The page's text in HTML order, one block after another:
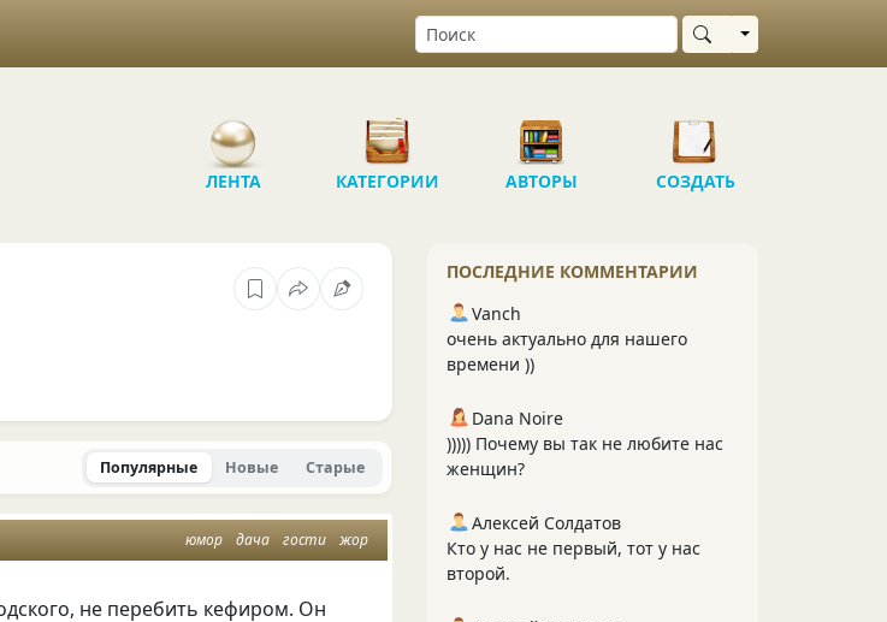
Выбрать область
ЛЕНТА КАТЕГОРИИ АВТОРЫ СОЗДАТЬ
Популярные Новые Старые
юмор дача гости жор
не перебить кефиром. Он
ПОСЛЕДНИЕ КОММЕНТАРИИ
Vanch
очень актуально для нашего
времени ))
Dana Noire
))))) Почему вы так не любите нас
женщин?
Алексей Солдатов
Кто у нас не первый, тот у нас
второй.